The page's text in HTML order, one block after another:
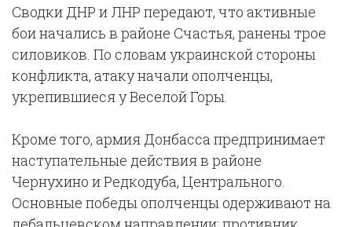
Сводки ДНР и ЛНР передают, что активные
бои начались в районе Счастья, ранены трое
силовиков. По словам украинской стороны
конфликта, атаку начали ополченцы,
укрепившиеся у Веселой Горы.
Кроме того, армия Донбасса предпринимает
наступательные действия в районе
Чернухино и Редкодуба, Центрального.
Основные победы ополченцы одерживают на